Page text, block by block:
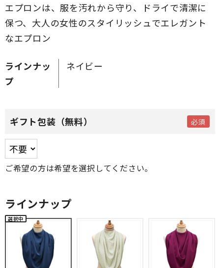
エプロンは、服を汚れから守り、ドライで清潔に
保つ、大人の女性のスタイリッシュでエレガント
なエプロン
ラインナッ
プ
ネイビー
ギフト包装（無料）
ご希望の方は希望を選択してください。
ラインナップ